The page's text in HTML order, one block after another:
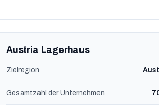
Austria Lagerhaus
Zielregion
Gesamtzahl der Unternehmen